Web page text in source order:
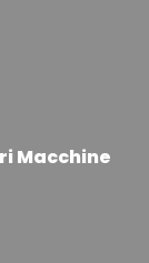
Macchine